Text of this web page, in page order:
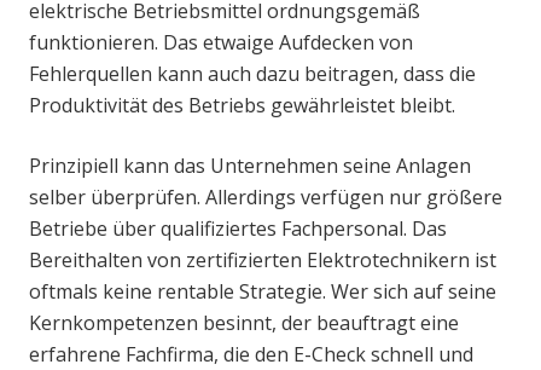
elektrische Betriebsmittel ordnungsgemäß
funktionieren. Das etwaige Aufdecken von
Fehlerquellen kann auch dazu beitragen, dass die
Produktivität des Betriebs gewährleistet bleibt.
Prinzipiell kann das Unternehmen seine Anlagen
selber überprüfen. Allerdings verfügen nur größere
Betriebe über qualifiziertes Fachpersonal. Das
Bereithalten von zertifizierten Elektrotechnikern ist
oftmals keine rentable Strategie. Wer sich auf seine
Kernkompetenzen besinnt, der beauftragt eine
erfahrene Fachfirma, die den E-Check schnell und